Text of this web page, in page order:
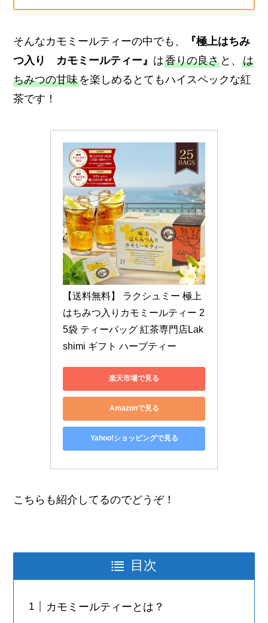
そんなカモミールティーの中でも、
『極上はちみ
つ入り カモミールティー』 は香りの良さ と、は
ちみつの甘味を楽しめるとてもハイスペックな紅
茶です！
【送料無料】 ラクシュミー 極上
はちみつ入りカモミールティー 2
5袋 ティーバッグ 紅茶専門店Lak
shimi ギフト ハーブティー
楽天市場で見る
Amazonで見る
Yahoo!ショッピングで見る
こちらも紹介してるのでどうぞ！
目次
カモミールティーとは？